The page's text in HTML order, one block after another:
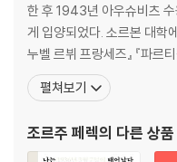
한 후 1943년 아우슈비츠
게 입양되었다. 소르본 대학
누벨 르뷔 프랑세즈』 『파르
고하면서 글쓰기를 시작했
구센터CNRS 신경생리학 자
기록을 다루어야 했던 이 경
펼쳐보기
조르주 페렉의 다른 상품